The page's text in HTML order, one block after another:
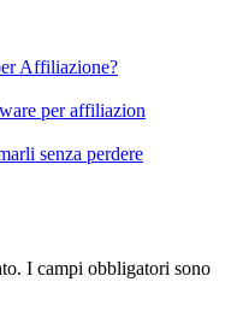
Affiliazione?
per affiliazion
senza perdere
I campi obbligatori sono